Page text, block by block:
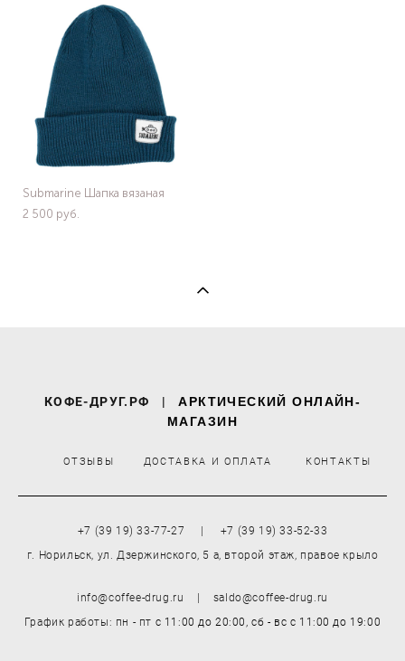
Submarine Шапка вязаная
2 500 pуб.
КОФЕ-ДРУГ.РФ |
АРКТИЧЕСКИЙ ОНЛАЙН-
МАГАЗИН
ОТЗЫВЫ ДОСТАВКА И ОПЛАТА КОНТАКТЫ
+7 (39 19) 33-77-27 | +7 (39 19) 33-52-33
г. Норильск, ул. Дзержинского, 5 а, второй этаж, правое крыло
info@coffee-drug.ru | saldo@coffee-drug.ru
График работы: пн - пт с 11:00 до 20:00,сб - вс с 11:00 до 19:00